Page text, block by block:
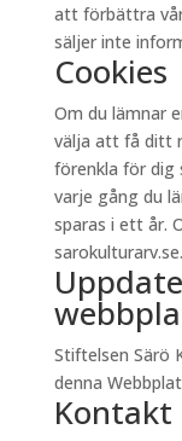
att förbättra
säljer inte
Cookies
Om du lämnar
välja att få ditt
förenkla för dig
varje gång du
sparas i ett år.
sarokulturarv.se.
Stiftelsen Särö
denna
Kontakt